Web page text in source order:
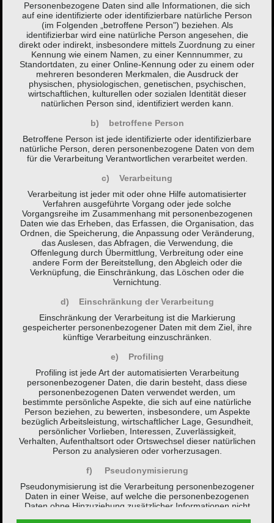
Personenbezogene Daten sind alle Informationen, die sich
auf eine identifizierte oder identifizierbare natürliche Person
(im Folgenden „betroffene Person") beziehen. Als
identifizierbar wird eine natürliche Person angesehen, die
direkt oder indirekt, insbesondere mittels Zuordnung zu einer
Kennung wie einem Namen, zu einer Kennnummer, zu
Standortdaten, zu einer Online-Kennung oder zu einem oder
mehreren besonderen Merkmalen, die Ausdruck der
physischen, physiologischen, genetischen, psychischen,
wirtschaftlichen, kulturellen oder sozialen Identität dieser
natürlichen Person sind, identifiziert werden kann.
b) betroffene Person
Betroffene Person ist jede identifizierte oder identifizierbare
natürliche Person, deren personenbezogene Daten von dem
für die Verarbeitung Verantwortlichen verarbeitet werden.
c) Verarbeitung
Verarbeitung ist jeder mit oder ohne Hilfe automatisierter
Verfahren ausgeführte Vorgang oder jede solche
Vorgangsreihe im Zusammenhang mit personenbezogenen
Daten wie das Erheben, das Erfassen, die Organisation, das
Ordnen, die Speicherung, die Anpassung oder Veränderung,
das Auslesen, das Abfragen, die Verwendung, die
Offenlegung durch Übermittlung, Verbreitung oder eine
andere Form der Bereitstellung, den Abgleich oder die
Verknüpfung, die Einschränkung, das Löschen oder die
Vernichtung.
d) Einschränkung der Verarbeitung
Einschränkung der Verarbeitung ist die Markierung
gespeicherter personenbezogener Daten mit dem Ziel, ihre
künftige Verarbeitung einzuschränken.
e) Profiling
Profiling ist jede Art der automatisierten Verarbeitung
personenbezogener Daten, die darin besteht, dass diese
personenbezogenen Daten verwendet werden, um
bestimmte persönliche Aspekte, die sich auf eine natürliche
Person beziehen, zu bewerten, insbesondere, um Aspekte
bezüglich Arbeitsleistung, wirtschaftlicher Lage, Gesundheit,
persönlicher Vorlieben, Interessen, Zuverlässigkeit,
Verhalten, Aufenthaltsort oder Ortswechsel dieser natürlichen
Person zu analysieren oder vorherzusagen.
f) Pseudonymisierung
Pseudonymisierung ist die Verarbeitung personenbezogener
Daten in einer Weise, auf welche die personenbezogenen
Daten ohne Hinzuziehung zusätzlicher Informationen nicht